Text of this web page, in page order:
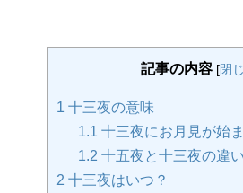
記事の内容 [閉
1 十三夜の意味
1.1 十三夜にお月見が始
1.2 十五夜と十三夜の違い
2 十三夜はいつ？